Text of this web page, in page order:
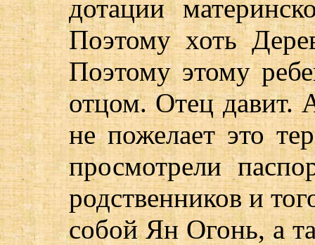
дотации
Поэтому хоть
Поэтому этому
отцом. Отец давит.
не пожелает это
просмотрели
родственников и
собой Ян Огонь, а